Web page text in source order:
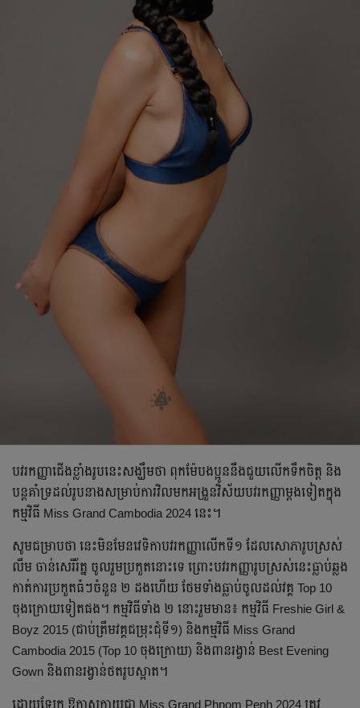
បវរកញ្ញាជើងខ្លាំងរូបនេះសង្ឃឹមថា ពុកម៉ែបងប្អូននឹងជួយលើកទឹកចិត្ត និង
បន្តគាំទ្រដល់រូបនាងសម្រាប់ការវិលមកអង្រួនវិស័យបវរកញ្ញាម្តងទៀតក្នុង
កម្មវិធី Miss Grand Cambodia 2024 នេះ។
សូមជម្រាបថា នេះមិនមែនវេទិកាបវរកញ្ញាលើកទី១ ដែលសោភារូបស្រស់
លឹម ចាន់សេរីរ័ត្ន ចូលរួមប្រកួតនោះទេ ព្រោះបវរកញ្ញារូបស្រស់នេះធ្លាប់ឆ្លង
កាត់ការប្រកួតធំៗចំនួន ២ ដងហើយ ថែមទាំងធ្លាប់ចូលដល់វគ្គ Top 10
ចុងក្រោយទៀតផង។ កម្មវិធីទាំង ២ នោះរួមមាន៖ កម្មវិធី Freshie Girl &
Boyz 2015 (ជាប់ត្រឹមវគ្គជម្រុះជុំទី១) និងកម្មវិធី Miss Grand
Cambodia 2015 (Top 10 ចុងក្រោយ) និងពានរង្វាន់ Best Evening
Gown និងពានរង្វាន់ថតរូបស្អាត។
ដោយឡែក ឱកាសក្លាយជា Miss Grand Phnom Penh 2024 ត្រូវ